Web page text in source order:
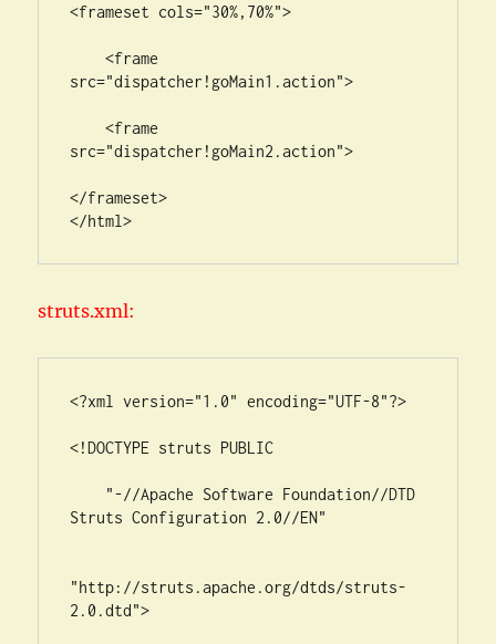
<frameset cols="30%,70%">
    <frame
src="dispatcher!goMain1.action">
    <frame
src="dispatcher!goMain2.action">
</frameset>
</html>
struts.xml:
<?xml version="1.0" encoding="UTF-8"?>
<!DOCTYPE struts PUBLIC
Struts Configuration 2.0//EN"
"http://struts.apache.org/dtds/struts-
2.0.dtd">